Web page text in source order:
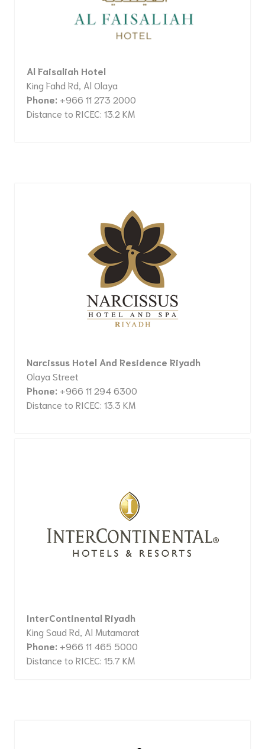
Al Faisaliah Hotel
King Fahd Rd, Al Olaya
Phone: +966 11 273 2000
Distance to RICEC: 13.2 KM
Narcissus Hotel And Residence Riyadh
Olaya Street
Phone: +966 11 294 6300
Distance to RICEC: 13.3 KM
InterContinental Riyadh
King Saud Rd, Al Mutamarat
Phone: +966 11 465 5000
Distance to RICEC: 15.7 KM